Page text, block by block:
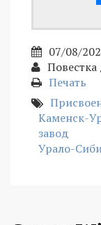
07/08/
Повестка
Печать
Каменск-
завод
Урало-